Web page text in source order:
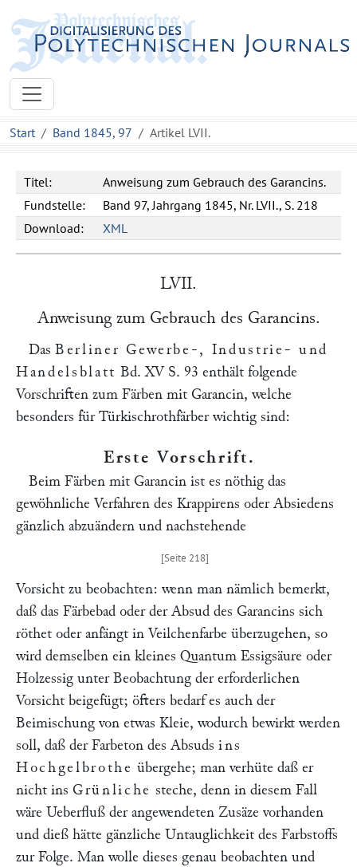
Start Band 1845, 97 Artikel LVII.
Titel:
Anweisung zum Gebrauch des Garancins.
Fundstelle:
Band 97, Jahrgang 1845, Nr. LVII., S. 218
Download:
XML
LVII.
Anweisung zum Gebrauch des Garancins.
Das Berliner Gewerbe-, Industrie- und
Handelsblatt Bd. XV S. 93 enthält folgende
Vorschriften zum Färben mit Garancin, welche
besonders für Türkischrothfärber wichtig sind:
Erste Vorschrift.
Beim Färben mit Garancin ist es nöthig das
gewöhnliche Verfahren des Krappirens oder Absiedens
gänzlich abzuändern und nachstehende
Vorsicht zu beobachten: wenn man nämlich bemerkt,
daß das Färbebad oder der Absud des Garancins sich
röthet oder anfängt in Veilchenfarbe überzugehen, so
wird demselben ein kleines Quantum Essigsäure oder
Holzessig unter Beobachtung der erforderlichen
Vorsicht beigefügt; öfters bedarf es auch der
Beimischung von etwas Kleie, wodurch bewirkt werden
soll, daß der Farbeton des Absuds ins
Hochgelbrothe übergehe; man verhüte daß er
nicht ins Grünliche steche, denn in diesem Fall
wäre Ueberfluß der angewendeten Zusäze vorhanden
und dieß hätte gänzliche Untauglichkeit des Farbstoffs
zur Folge. Man wolle dieses genau beobachten und